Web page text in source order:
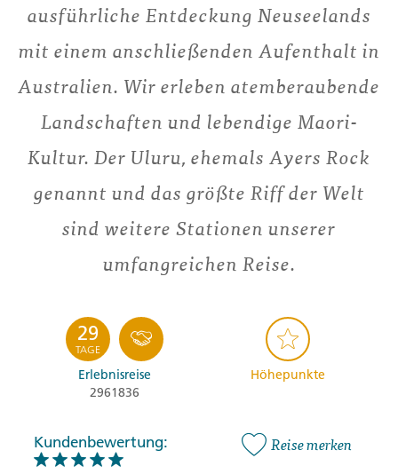
ausführliche Entdeckung Neuseelands
mit einem anschließenden Aufenthalt in
Australien. Wir erleben atemberaubende
Landschaften und lebendige Maori-
Kultur. Der Uluru, ehemals Ayers Rock
genannt und das größte Riff der Welt
sind weitere Stationen unserer
umfangreichen Reise.
29
TAGE
Erlebnisreise
2961836
Höhepunkte
Kundenbewertung: Reise merken